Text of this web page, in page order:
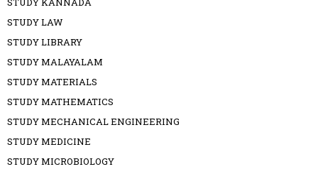
STUDY LAW
STUDY LIBRARY
STUDY MALAYALAM
STUDY MATERIALS
STUDY MATHEMATICS
STUDY MECHANICAL ENGINEERING
STUDY MEDICINE
STUDY MICROBIOLOGY